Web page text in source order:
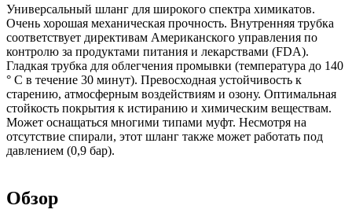
Универсальный шланг для широкого спектра химикатов.
Очень хорошая механическая прочность. Внутренняя трубка
соответствует директивам Американского управления по
контролю за продуктами питания и лекарствами (FDA).
Гладкая трубка для облегчения промывки (температура до 140
° C в течение 30 минут). Превосходная устойчивость к
старению, атмосферным воздействиям и озону. Оптимальная
стойкость покрытия к истиранию и химическим веществам.
Может оснащаться многими типами муфт. Несмотря на
отсутствие спирали, этот шланг также может работать под
давлением (0,9 бар).
Обзор